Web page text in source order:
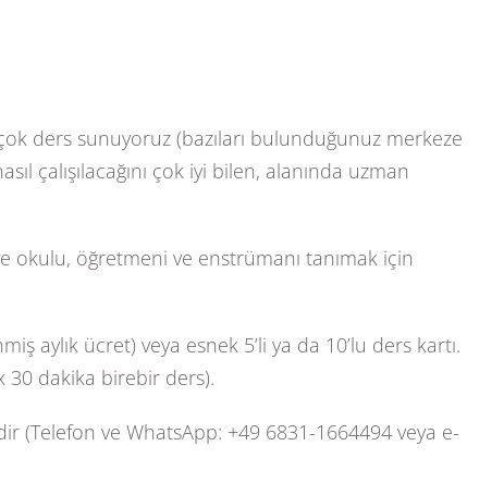
ders sunuyoruz (bazıları bulunduğunuz merkeze
çalışılacağını çok iyi bilen, alanında uzman
okulu, öğretmeni ve enstrümanı tanımak için
aylık ücret) veya esnek 5’li ya da 10’lu ders kartı.
30 dakika birebir ders).
ve WhatsApp: +49 6831-1664494 veya e-